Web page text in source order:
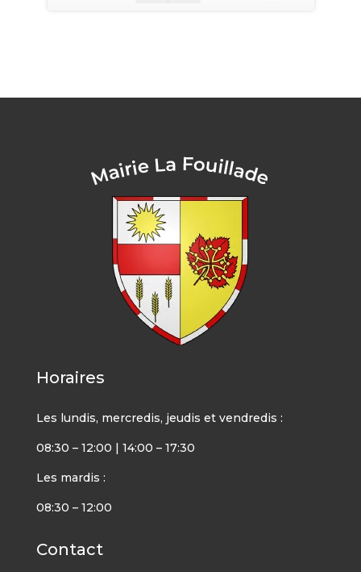
Horaires
Les lundis, mercredis, jeudis et vendredis :
08:30 – 12:00 | 14:00 – 17:30
Les mardis :
08:30 – 12:00
Contact